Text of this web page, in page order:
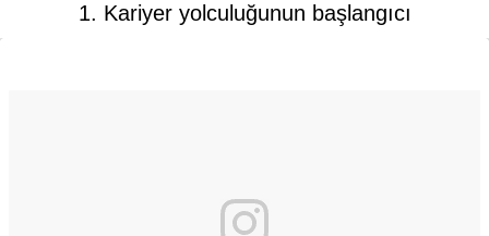
1. Kariyer yolculuğunun başlangıcı